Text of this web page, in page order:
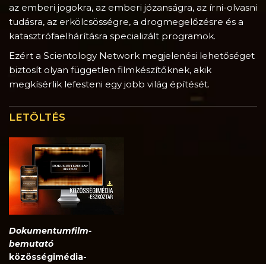
az emberi jogokra, az emberi józanságra, az írni-olvasni
tudásra, az erkölcsösségre, a drogmegelőzésre és a
katasztrófaelhárításra specializált programok.
Ezért a Scientology Network megjelenési lehetőséget
biztosít olyan független filmkészítőknek, akik
megkísérlik lefesteni egy jobb világ építését.
LETÖLTÉS
Dokumentumfilm-
bemutató
közösségimédia-